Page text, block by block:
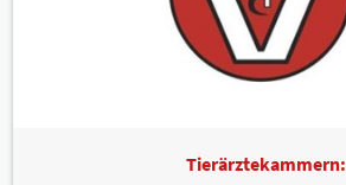
Tierärztekammern: